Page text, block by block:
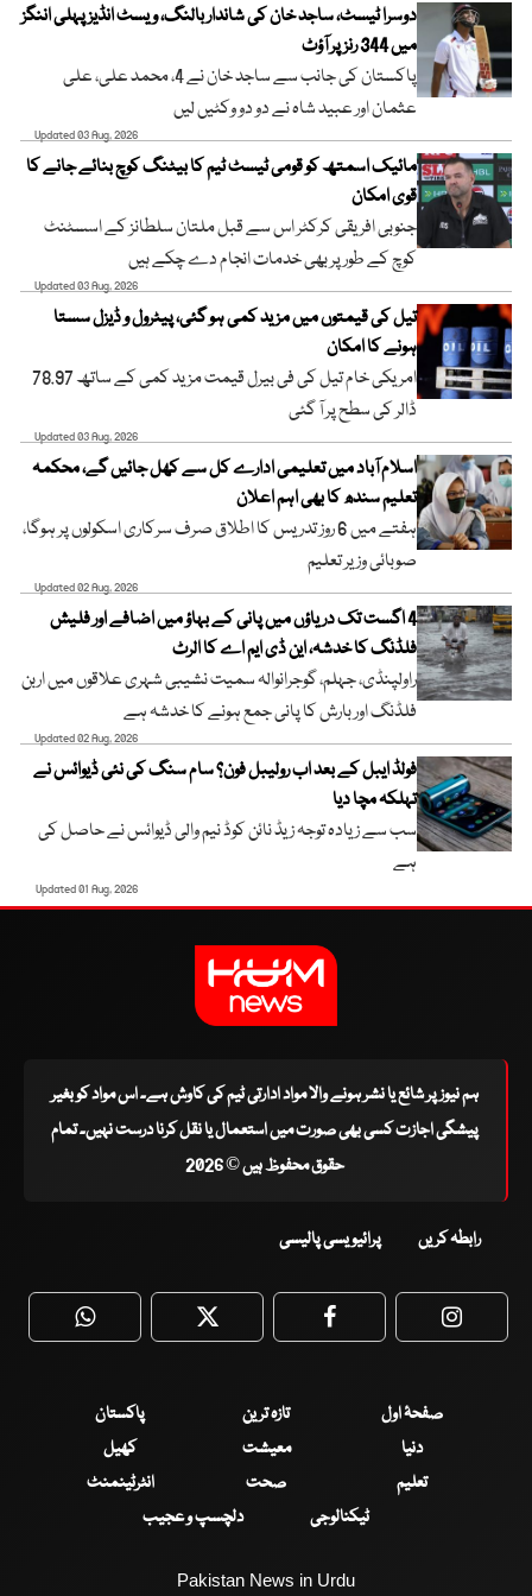
دوسرا ٹیسٹ، ساجد خان کی شاندار بالنگ، ویسٹ انڈیز پہلی اننگز
میں 344 رنز پر آؤٹ
پاکستان کی جانب سے ساجد خان نے 4، محمد علی، علی
عثمان اور عبید شاہ نے دو دو وکٹیں لیں
Updated 03 Aug, 2026
مائیک اسمتھ کو قومی ٹیسٹ ٹیم کا بیٹنگ کوچ بنائے جانے کا
قوی امکان
جنوبی افریقی کرکٹر اس سے قبل ملتان سلطانز کے اسسٹنٹ
کوچ کے طور پر بھی خدمات انجام دے چکے ہیں
Updated 03 Aug, 2026
تیل کی قیمتوں میں مزید کمی ہو گئی، پیٹرول و ڈیزل سستا
ہونے کا امکان
امریکی خام تیل کی فی بیرل قیمت مزید کمی کے ساتھ 78.97
ڈالر کی سطح پر آ گئی
Updated 03 Aug, 2026
اسلام آباد میں تعلیمی ادارے کل سے کھل جائیں گے، محکمہ
تعلیم سندھ کا بھی اہم اعلان
ہفتے میں 6 روز تدریس کا اطلاق صرف سرکاری اسکولوں پر ہوگا،
صوبائی وزیر تعلیم
Updated 02 Aug, 2026
4 اگست تک دریاؤں میں پانی کے بہاؤ میں اضافے اور فلیش
فلڈنگ کا خدشہ، این ڈی ایم اے کا الرٹ
راولپنڈی، جہلم، گوجرانوالہ سمیت نشیبی شہری علاقوں میں اربن
فلڈنگ اور بارش کا پانی جمع ہونے کا خدشہ ہے
Updated 02 Aug, 2026
فولڈ ایبل کے بعد اب رولیبل فون؟ سام سنگ کی نئی ڈیوائس نے
تہلکہ مچا دیا
سب سے زیادہ توجہ زیڈ نائن کوڈ نیم والی ڈیوائس نے حاصل کی
ہے
Updated 01 Aug, 2026
ہم نیوز پر شائع یا نشر ہونے والا مواد ادارتی ٹیم کی کاوش ہے۔ اس مواد کو بغیر
پیشگی اجازت کسی بھی صورت میں استعمال یا نقل کرنا درست نہیں۔ تمام
حقوق محفوظ ہیں © 2026
رابطہ کریں پرائیویسی پالیسی
WhatsApp Twitter Facebook
صفحۂ اول تازہ ترین
پاکستان
دنیا
معیشت
کھیل
تعلیم
صحت
انٹرٹینمنٹ
ٹیکنالوجی
دلچسپ و عجیب
Pakistan News in Urdu